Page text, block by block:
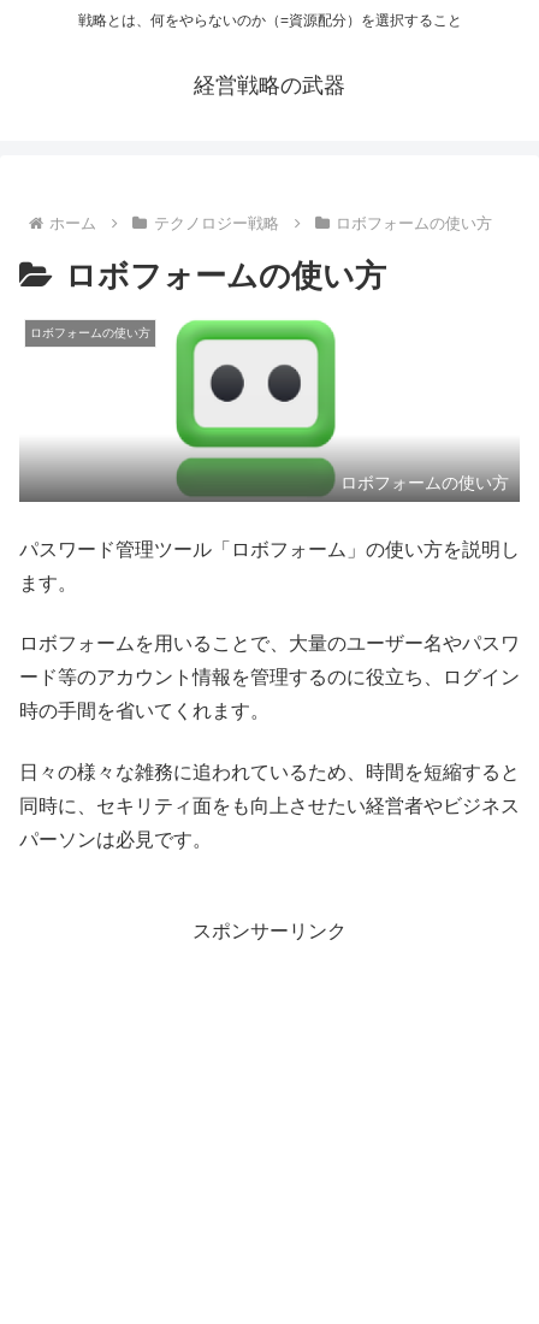
戦略とは、何をやらないのか（=資源配分）を選択すること
経営戦略の武器
ホーム テクノロジー戦略 ロボフォームの使い方
ロボフォームの使い方
ロボフォームの使い方
ロボフォームの使い方
パスワード管理ツール「ロボフォーム」の使い方を説明し
ます。
ロボフォームを用いることで、大量のユーザー名やパスワ
ード等のアカウント情報を管理するのに役立ち、ログイン
時の手間を省いてくれます。
日々の様々な雑務に追われているため、時間を短縮すると
同時に、セキリティ面をも向上させたい経営者やビジネス
パーソンは必見です。
スポンサーリンク